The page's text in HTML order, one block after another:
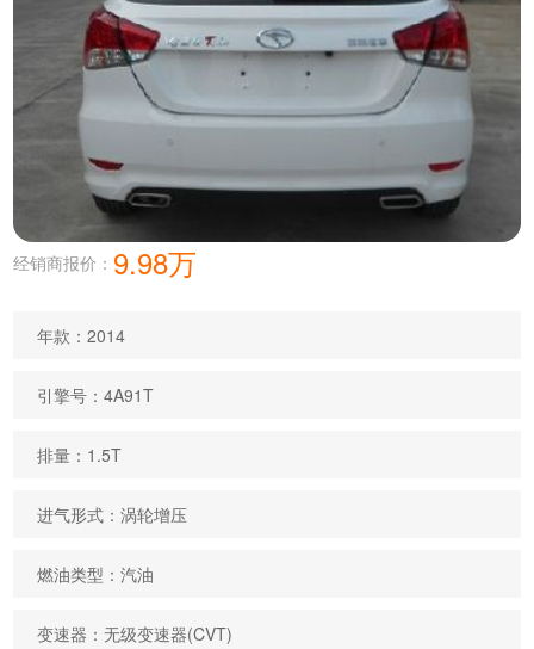
个性化私人定制
关于我们
经销商报价： 9.98万
年款：2014
引擎号：4A91T
排量：1.5T
进气形式：涡轮增压
燃油类型：汽油
变速器：无级变速器(CVT)